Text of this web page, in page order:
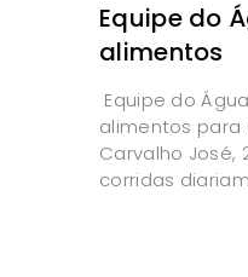
Equipe do
alimentos
Equipe do
alimentos para
Carvalho José,
corridas